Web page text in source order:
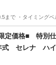
まで ・タイミング
その他 クリッパー
定価格■ 特別
式 セレナ ハイ
ティHV_Aセ